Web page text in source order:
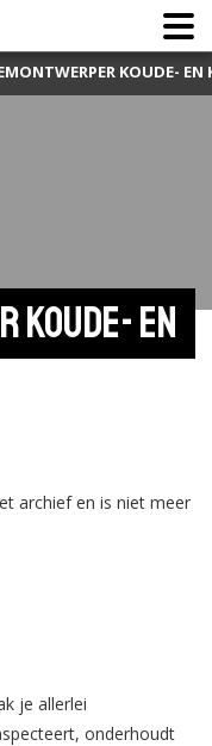
KOUDE-
koude- en
archief en is niet meer
je allerlei
onderhoudt